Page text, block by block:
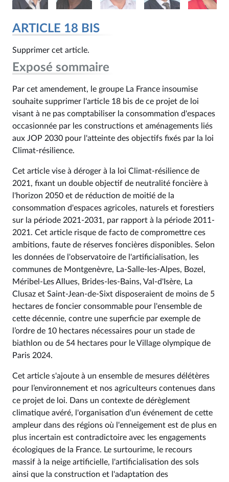
ARTICLE 18 BIS
Supprimer cet article.
Exposé sommaire
Par cet amendement, le groupe La France insoumise
souhaite supprimer l'article 18 bis de ce projet de loi
visant à ne pas comptabiliser la consommation d'espaces
occasionnée par les constructions et aménagements liés
aux JOP 2030 pour l'atteinte des objectifs fixés par la loi
Climat-résilience.
Cet article vise à déroger à la loi Climat-résilience de
2021, fixant un double objectif de neutralité foncière à
l'horizon 2050 et de réduction de moitié de la
consommation d'espaces agricoles, naturels et forestiers
sur la période 2021-2031, par rapport à la période 2011-
2021. Cet article risque de facto de compromettre ces
ambitions, faute de réserves foncières disponibles. Selon
les données de l'observatoire de l'artificialisation, les
communes de Montgenèvre, La-Salle-les-Alpes, Bozel,
Méribel-Les Allues, Brides-les-Bains, Val-d'Isère, La
Clusaz et Saint-Jean-de-Sixt disposeraient de moins de 5
hectares de foncier consommable pour l'ensemble de
cette décennie, contre une superficie par exemple de
l’ordre de 10 hectares nécessaires pour un stade de
biathlon ou de 54 hectares pour le Village olympique de
Paris 2024.
Cet article s'ajoute à un ensemble de mesures délétères
pour l’environnement et nos agriculteurs contenues dans
ce projet de loi. Dans un contexte de dérèglement
climatique avéré, l'organisation d'un événement de cette
ampleur dans des régions où l'enneigement est de plus en
plus incertain est contradictoire avec les engagements
écologiques de la France. Le surtourime, le recours
massif à la neige artificielle, l'artificialisation des sols
ainsi que la construction et l'adaptation des